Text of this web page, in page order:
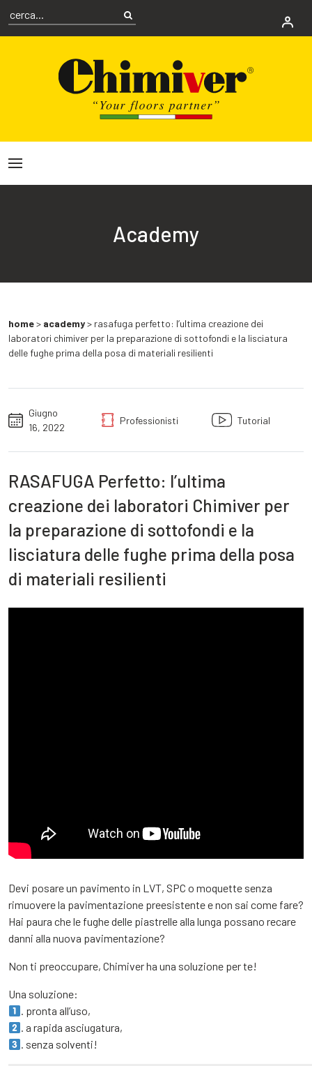
Academy
home> academy> rasafuga perfetto: l’ultima creazione dei
laboratori chimiver per la preparazione di sottofondi e la lisciatura
delle fughe prima della posa di materiali resilienti
Giugno
16, 2022
Professionisti Tutorial
RASAFUGA Perfetto: l’ultima
creazione dei laboratori Chimiver per
la preparazione di sottofondi e la
lisciatura delle fughe prima della posa
di materiali resilienti
Devi posare un pavimento in LVT, SPC o moquette senza
rimuovere la pavimentazione preesistente e non sai come fare?
Hai paura che le fughe delle piastrelle alla lunga possano recare
danni alla nuova pavimentazione?
Non ti preoccupare, Chimiver ha una soluzione per te!
Una soluzione:
. pronta all’uso,
. a rapida asciugatura,
. senza solventi!